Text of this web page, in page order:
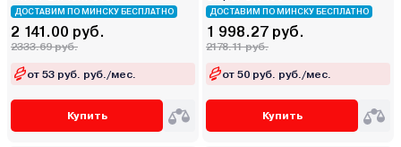
ДОСТАВИМ ПО МИНСКУ БЕСПЛАТНО
2 141.00 руб.
2333.69 руб.
от 53 руб. руб./мес.
Купить
ДОСТАВИМ ПО МИНСКУ БЕСПЛАТНО
1 998.27 руб.
2178.11 руб.
от 50 руб. руб./мес.
Купить